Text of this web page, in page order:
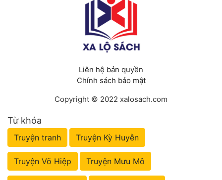
Liên hệ bản quyền
Chính sách bảo mật
Copyright © 2022 xalosach.com
Từ khóa
Truyện tranh Truyện Kỳ Huyễn
Truyện Võ Hiệp Truyện Mưu Mô